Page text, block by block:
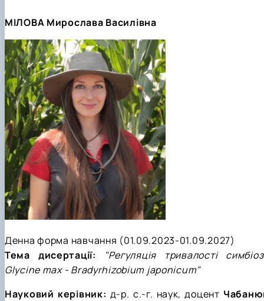
МІЛОВА Мирослава Василівна
Денна форма навчання (01.09.2023-01.09.2027)
Тема дисертації:
"Регуляція тривалості
Glycine max - Bradyrhizobium japonicum"
Науковий керівник: д-р. с.-г. наук, доцент